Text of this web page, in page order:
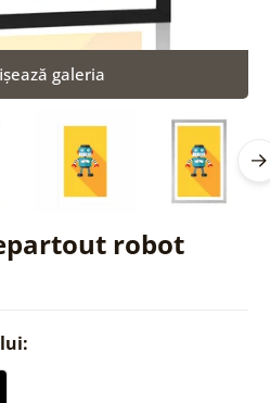
robot
galeria